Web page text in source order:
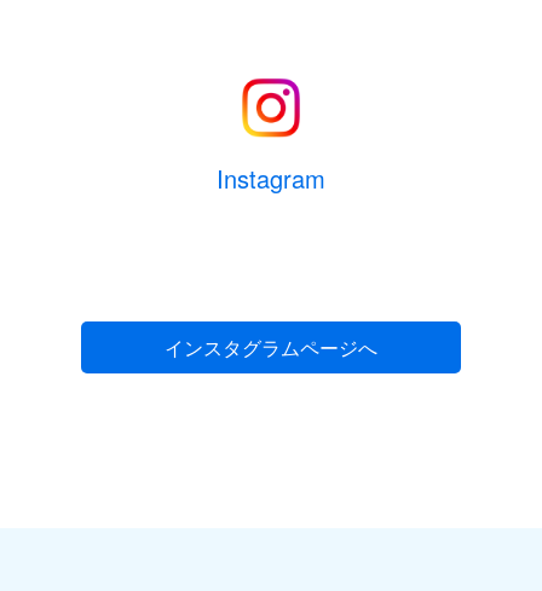
Instagram
インスタグラムページへ